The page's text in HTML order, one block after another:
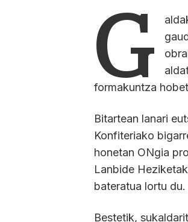
G
formakuntza
Bitartean lanari
Konfiteriako
honetan ONgia
Lanbide
bateratua lortu du.
Bestetik,